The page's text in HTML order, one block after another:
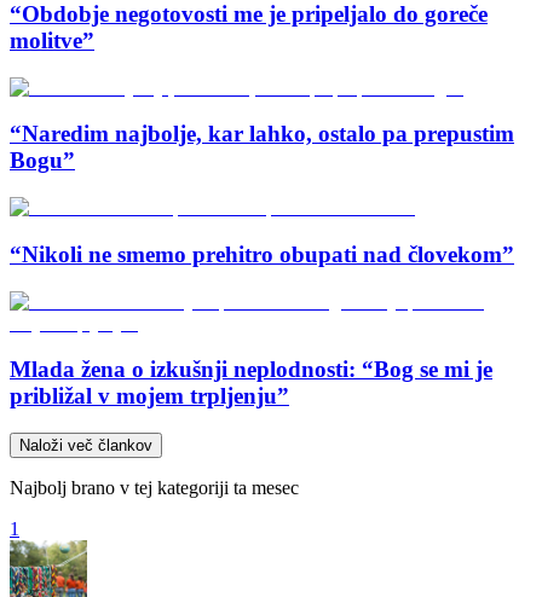
“Obdobje negotovosti me je pripeljalo do goreče
molitve”
“Naredim najbolje, kar lahko, ostalo pa prepustim
Bogu”
“Nikoli ne smemo prehitro obupati nad človekom”
Mlada žena o izkušnji neplodnosti: “Bog se mi je
približal v mojem trpljenju”
Naloži več člankov
Najbolj brano v tej kategoriji ta mesec
1